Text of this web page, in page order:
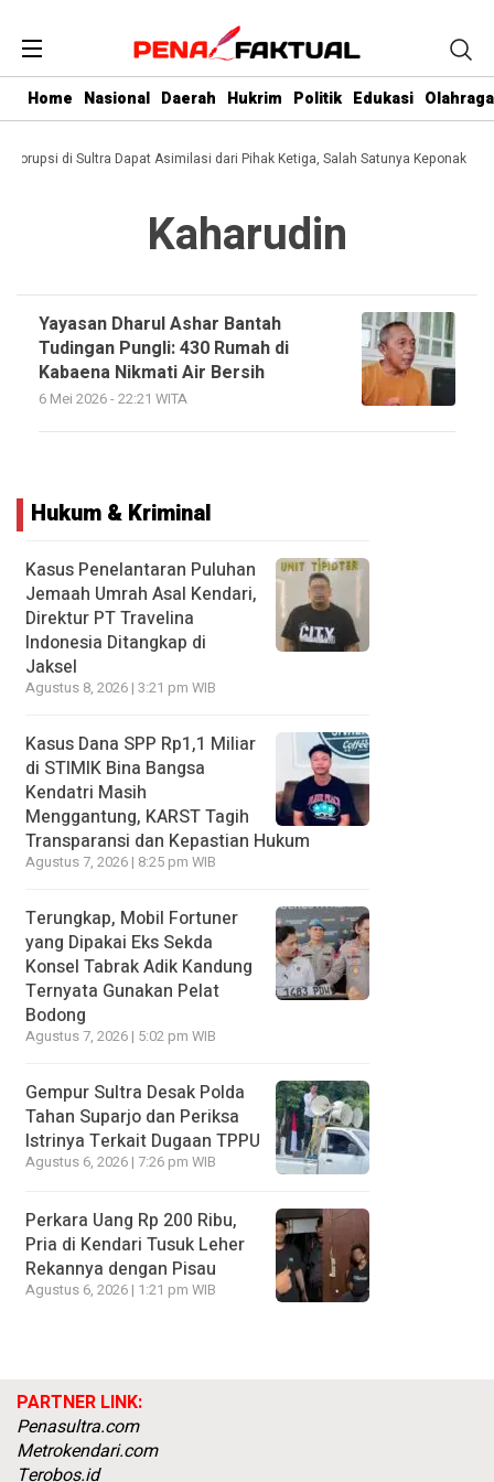
Home Nasional Daerah Hukrim Politik Edukasi Olahraga
Korupsi di Sultra Dapat Asimilasi dari Pihak Ketiga, Salah Satunya Keponakan
Kaharudin
Yayasan Dharul Ashar Bantah
Tudingan Pungli: 430 Rumah di
Kabaena Nikmati Air Bersih
6 Mei 2026 - 22:21 WITA
Hukum & Kriminal
Kasus Penelantaran Puluhan
Jemaah Umrah Asal Kendari,
Direktur PT Travelina
Indonesia Ditangkap di
Jaksel
Agustus 8, 2026 | 3:21 pm WIB
Kasus Dana SPP Rp1,1 Miliar
di STIMIK Bina Bangsa
Kendatri Masih
Menggantung, KARST Tagih
Transparansi dan Kepastian Hukum
Agustus 7, 2026 | 8:25 pm WIB
Terungkap, Mobil Fortuner
yang Dipakai Eks Sekda
Konsel Tabrak Adik Kandung
Ternyata Gunakan Pelat
Bodong
Agustus 7, 2026 | 5:02 pm WIB
Gempur Sultra Desak Polda
Tahan Suparjo dan Periksa
Istrinya Terkait Dugaan TPPU
Agustus 6, 2026 | 7:26 pm WIB
Perkara Uang Rp 200 Ribu,
Pria di Kendari Tusuk Leher
Rekannya dengan Pisau
Agustus 6, 2026 | 1:21 pm WIB
PARTNER LINK:
Penasultra.com
Metrokendari.com
Terobos.id